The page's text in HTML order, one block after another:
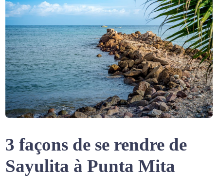
3 façons de se rendre de
Sayulita à Punta Mita